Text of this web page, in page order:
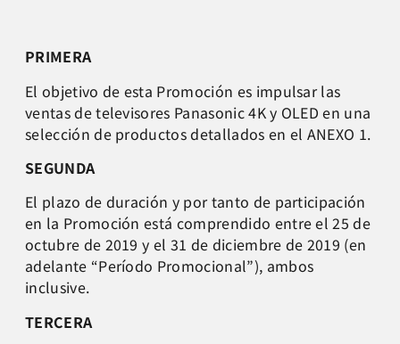
PRIMERA
El objetivo de esta Promoción es impulsar las
ventas de televisores Panasonic 4K y OLED en una
selección de productos detallados en el ANEXO 1.
SEGUNDA
El plazo de duración y por tanto de participación
en la Promoción está comprendido entre el 25 de
octubre de 2019 y el 31 de diciembre de 2019 (en
adelante “Período Promocional”), ambos
inclusive.
TERCERA